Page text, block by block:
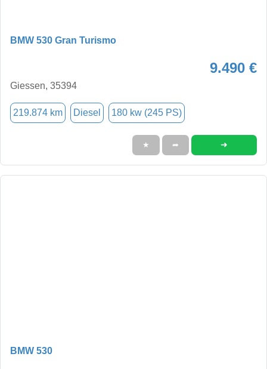
BMW 530 Gran Turismo
9.490 €
Giessen, 35394
219.874 km Diesel 180 kw (245 PS)
★ ➦ ➜
BMW 530